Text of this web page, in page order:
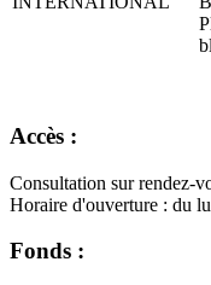
Accès :
Consultation sur rendez-
Horaire d'ouverture : du
Fonds :